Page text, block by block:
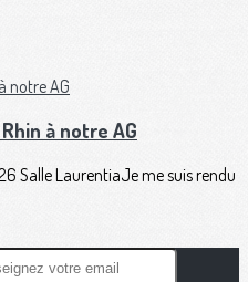
à notre AG
Salle LaurentiaJe me suis rendu